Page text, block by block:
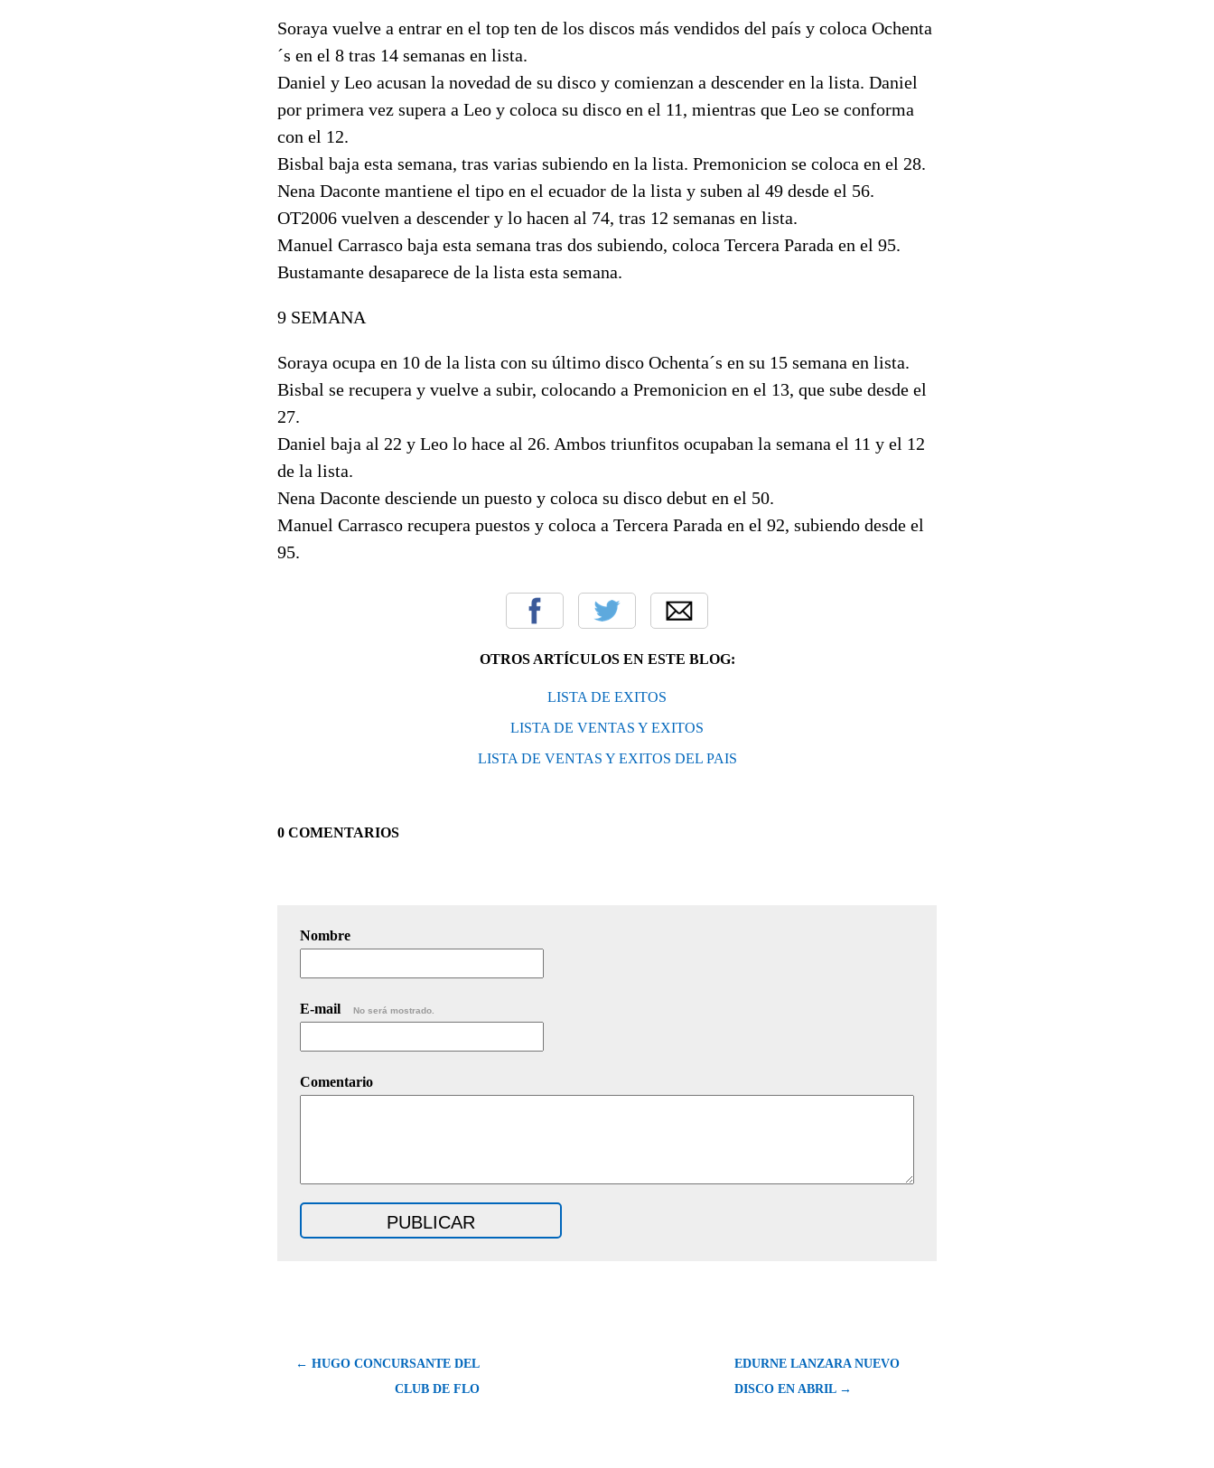
Soraya vuelve a entrar en el top ten de los discos más vendidos del país y coloca Ochenta
´s en el 8 tras 14 semanas en lista.
Daniel y Leo acusan la novedad de su disco y comienzan a descender en la lista. Daniel
por primera vez supera a Leo y coloca su disco en el 11, mientras que Leo se conforma
con el 12.
Bisbal baja esta semana, tras varias subiendo en la lista. Premonicion se coloca en el 28.
Nena Daconte mantiene el tipo en el ecuador de la lista y suben al 49 desde el 56.
OT2006 vuelven a descender y lo hacen al 74, tras 12 semanas en lista.
Manuel Carrasco baja esta semana tras dos subiendo, coloca Tercera Parada en el 95.
Bustamante desaparece de la lista esta semana.
9 SEMANA
Soraya ocupa en 10 de la lista con su último disco Ochenta´s en su 15 semana en lista.
Bisbal se recupera y vuelve a subir, colocando a Premonicion en el 13, que sube desde el
27.
Daniel baja al 22 y Leo lo hace al 26. Ambos triunfitos ocupaban la semana el 11 y el 12
de la lista.
Nena Daconte desciende un puesto y coloca su disco debut en el 50.
Manuel Carrasco recupera puestos y coloca a Tercera Parada en el 92, subiendo desde el
95.
OTROS ARTÍCULOS EN ESTE BLOG:
LISTA DE EXITOS
LISTA DE VENTAS Y EXITOS
LISTA DE VENTAS Y EXITOS DEL PAIS
0 COMENTARIOS
Nombre
E-mail No será mostrado.
Comentario
← HUGO CONCURSANTE DEL
CLUB DE FLO
EDURNE LANZARA NUEVO
DISCO EN ABRIL →